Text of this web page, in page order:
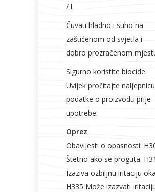
/ l.
Čuvati hladno i suho na
zaštićenom od svjetla i
dobro prozračenom
Sigurno koristite biocide.
Uvijek pročitajte
podatke o proizvodu prije
upotrebe.
Oprez
Obavijesti o opasnosti:
Štetno ako se proguta.
Izaziva ozbiljnu iritaciju
H335 Može izazvati